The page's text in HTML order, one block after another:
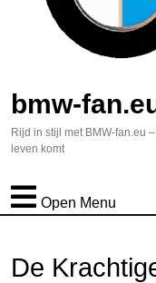
bmw-
Rijd in stijl met BMW-fan.eu
leven komt
Open Menu
De